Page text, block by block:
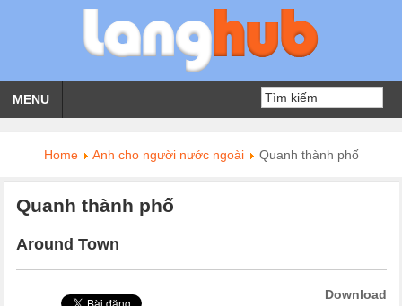
MENU
Home Anh cho người nước ngoài Quanh thành phố
Quanh thành phố
Around Town
Download